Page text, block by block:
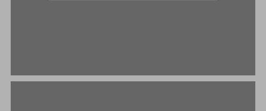
פרק ראשון: עולם בני האדם ועולם בעלי החיים ... 21